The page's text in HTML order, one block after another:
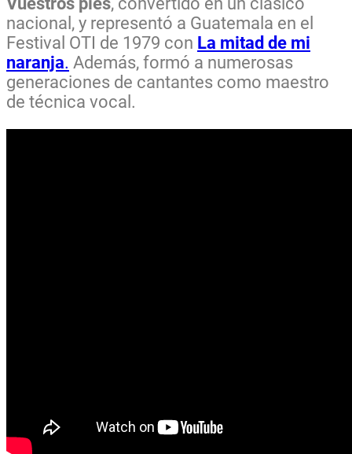
nacional, y representó a Guatemala en el
Festival OTI de 1979 con La mitad de mi
naranja. Además, formó a numerosas
generaciones de cantantes como maestro
de técnica vocal.